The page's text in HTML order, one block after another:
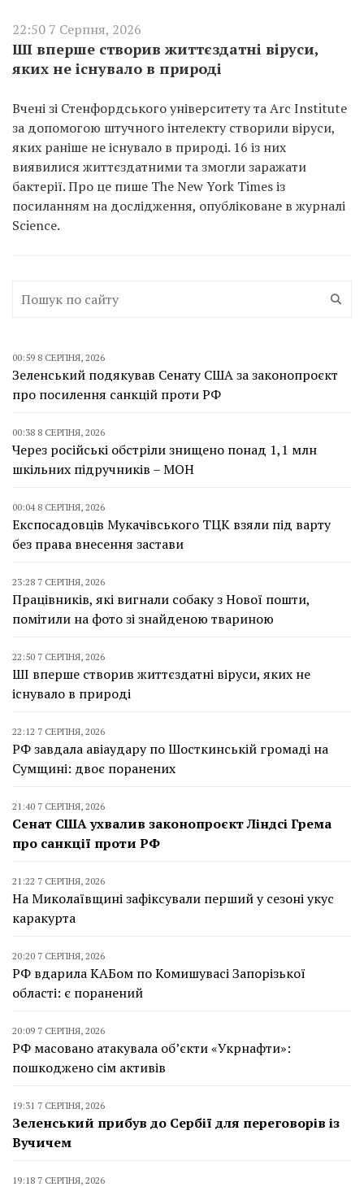
22:50 7 Серпня, 2026
ШІ вперше створив життєздатні віруси,
яких не існувало в природі
Вчені зі Стенфордського університету та Arc Institute
за допомогою штучного інтелекту створили віруси,
яких раніше не існувало в природі. 16 із них
виявилися життєздатними та змогли заражати
бактерії. Про це пише The New York Times із
посиланням на дослідження, опубліковане в журналі
Science.
00:59 8 СЕРПНЯ, 2026
Зеленський подякував Сенату США за законопроєкт
про посилення санкцій проти РФ
00:38 8 СЕРПНЯ, 2026
Через російські обстріли знищено понад 1,1 млн
шкільних підручників – МОН
00:04 8 СЕРПНЯ, 2026
Експосадовців Мукачівського ТЦК взяли під варту
без права внесення застави
23:28 7 СЕРПНЯ, 2026
Працівників, які вигнали собаку з Нової пошти,
помітили на фото зі знайденою твариною
22:50 7 СЕРПНЯ, 2026
ШІ вперше створив життєздатні віруси, яких не
існувало в природі
22:12 7 СЕРПНЯ, 2026
РФ завдала авіаудару по Шосткинській громаді на
Сумщині: двоє поранених
21:40 7 СЕРПНЯ, 2026
Сенат США ухвалив законопроєкт Ліндсі Грема
про санкції проти РФ
21:22 7 СЕРПНЯ, 2026
На Миколаївщині зафіксували перший у сезоні укус
каракурта
20:20 7 СЕРПНЯ, 2026
РФ вдарила КАБом по Комишувасі Запорізької
області: є поранений
20:09 7 СЕРПНЯ, 2026
РФ масовано атакувала об’єкти «Укрнафти»:
пошкоджено сім активів
19:31 7 СЕРПНЯ, 2026
Зеленський прибув до Сербії для переговорів із
Вучичем
19:18 7 СЕРПНЯ, 2026